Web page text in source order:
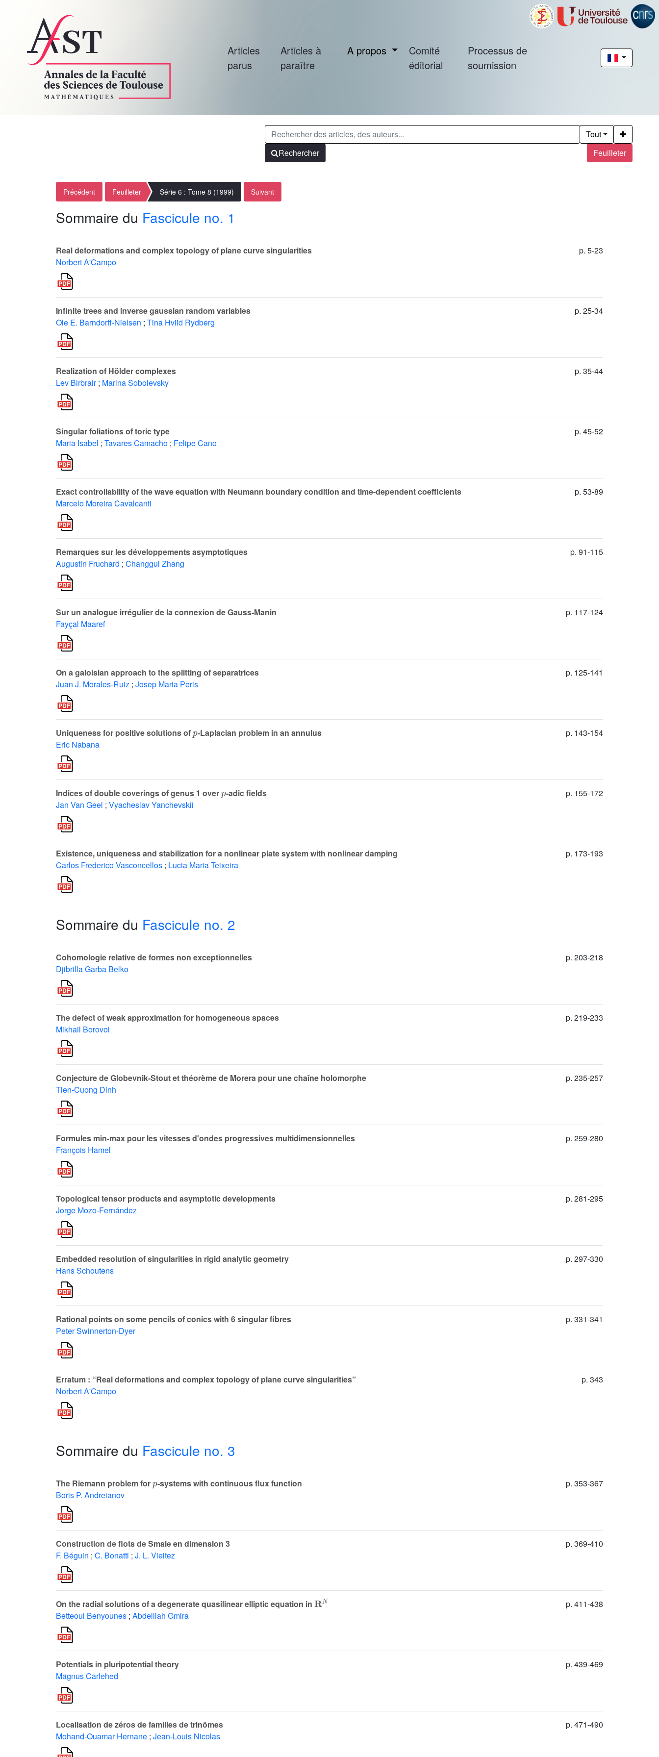
Articles
parus
Articles à
paraître
A propos
Comité
éditorial
Processus de
soumission
Feuilleter
Tout
Rechercher
Précédent Feuilleter Série 6 : Tome 8 (1999) Suivant
Sommaire du Fascicule no. 1
Real deformations and complex topology of plane curve singularities
Norbert A'Campo
p. 5-23
Infinite trees and inverse gaussian random variables
Ole E. Barndorff-Nielsen ; Tina Hviid Rydberg
p. 25-34
Realization of Hölder complexes
Lev Birbrair ; Marina Sobolevsky
p. 35-44
Singular foliations of toric type
Maria Isabel ; Tavares Camacho ; Felipe Cano
p. 45-52
Exact controllability of the wave equation with Neumann boundary condition and time-dependent coefficients
Marcelo Moreira Cavalcanti
p. 53-89
Remarques sur les développements asymptotiques
Augustin Fruchard ; Changgui Zhang
p. 91-115
Sur un analogue irrégulier de la connexion de Gauss-Manin
Fayçal Maaref
p. 117-124
On a galoisian approach to the splitting of separatrices
Juan J. Morales-Ruiz ; Josep Maria Peris
p. 125-141
Uniqueness for positive solutions of -Laplacian problem in an annulus
Eric Nabana
p. 143-154
Indices of double coverings of genus 1 over -adic fields
Jan Van Geel ; Vyacheslav Yanchevskii
p. 155-172
Existence, uniqueness and stabilization for a nonlinear plate system with nonlinear damping
Carlos Frederico Vasconcellos ; Lucia Maria Teixeira
p. 173-193
Sommaire du Fascicule no. 2
Cohomologie relative de formes non exceptionnelles
Djibrilla Garba Belko
p. 203-218
The defect of weak approximation for homogeneous spaces
Mikhail Borovoi
p. 219-233
Conjecture de Globevnik-Stout et théorème de Morera pour une chaîne holomorphe
Tien-Cuong Dinh
p. 235-257
Formules min-max pour les vitesses d'ondes progressives multidimensionnelles
François Hamel
p. 259-280
Topological tensor products and asymptotic developments
Jorge Mozo-Fernández
p. 281-295
Embedded resolution of singularities in rigid analytic geometry
Hans Schoutens
p. 297-330
Rational points on some pencils of conics with 6 singular fibres
Peter Swinnerton-Dyer
p. 331-341
Erratum : “Real deformations and complex topology of plane curve singularities”
Norbert A'Campo
p. 343
Sommaire du Fascicule no. 3
The Riemann problem for -systems with continuous flux function
Boris P. Andreianov
p. 353-367
Construction de flots de Smale en dimension 3
F. Béguin ; C. Bonatti ; J. L. Vieitez
p. 369-410
On the radial solutions of a degenerate quasilinear elliptic equation in
N
Betteoui Benyounes ; Abdelilah Gmira
p. 411-438
Potentials in pluripotential theory
Magnus Carlehed
p. 439-469
Localisation de zéros de familles de trinômes
Mohand-Ouamar Hernane ; Jean-Louis Nicolas
p. 471-490